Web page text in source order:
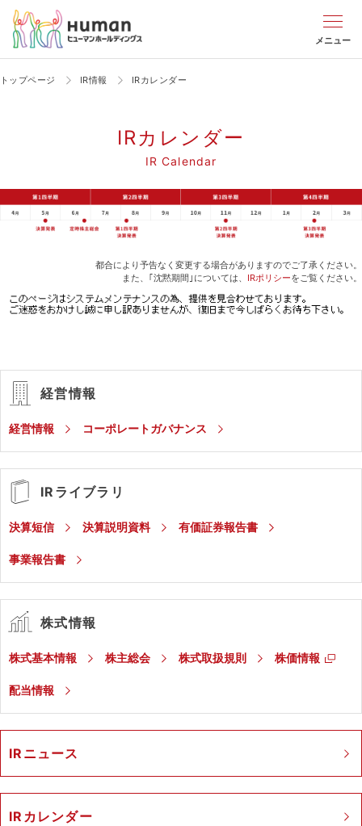
メニュー
トップページ IR情報 IRカレンダー
IRカレンダー
IR Calendar
都合により予告なく変更する場合がありますのでご了承ください。
また、｢沈黙期間｣については、 IRポリシーをご覧ください。
経営情報
経営情報 コーポレートガバナンス
IRライブラリ
決算短信 決算説明資料 有価証券報告書
事業報告書
株式情報
株式基本情報 株主総会 株式取扱規則 株価情報
配当情報
IRニュース
IRカレンダー